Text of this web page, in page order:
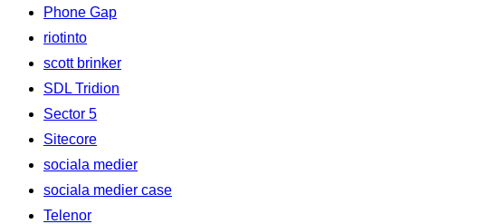
Phone Gap
riotinto
scott brinker
SDL Tridion
Sector 5
Sitecore
sociala medier
sociala medier case
Telenor